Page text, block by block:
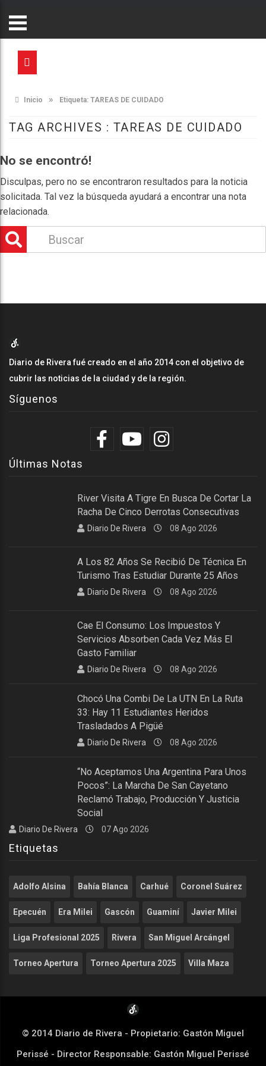
Inicio » Etiqueta: TAREAS DE CUIDADO
TAG ARCHIVES : TAREAS DE CUIDADO
No se encontró!
Disculpas, pero no se encontraron resultados para la noticia
solicitada. Tal vez la búsqueda ayudará a encontrar una nota
relacionada.
Diario de Rivera fué creado en el año 2014 con el objetivo de
cubrir las noticias de la ciudad y de la región.
Síguenos
Últimas Notas
River Visita A Tigre En Busca De Cortar La
Racha De Cinco Derrotas Consecutivas
Diario De Rivera 08 Ago 2026
A Los 82 Años Se Recibió De Técnica En
Turismo Tras Estudiar Durante 25 Años
Diario De Rivera 08 Ago 2026
Cae El Consumo: Los Impuestos Y
Servicios Absorben Cada Vez Más El
Gasto Familiar
Diario De Rivera 08 Ago 2026
Chocó Una Combi De La UTN En La Ruta
33: Hay 11 Estudiantes Heridos
Trasladados A Pigüé
Diario De Rivera 08 Ago 2026
“No Aceptamos Una Argentina Para Unos
Pocos”: La Marcha De San Cayetano
Reclamó Trabajo, Producción Y Justicia
Social
Diario De Rivera 07 Ago 2026
Etiquetas
Adolfo Alsina Bahía Blanca Carhué Coronel Suárez
Epecuén Era Milei Gascón Guaminí Javier Milei
Liga Profesional 2025 Rivera San Miguel Arcángel
Torneo Apertura Torneo Apertura 2025 Villa Maza
© 2014 Diario de Rivera - Propietario: Gastón Miguel
Perissé - Director Responsable: Gastón Miguel Perissé